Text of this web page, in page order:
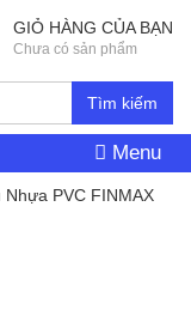
Tìm kiếm
GIỎ HÀNG CỦA BẠN
Chưa có sản phẩm
Menu
Nhựa PVC FINMAX